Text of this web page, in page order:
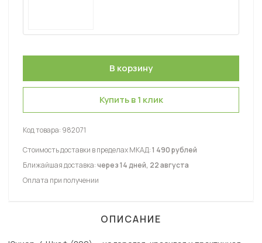
Купить в 1 клик
Код товара: 982071
Стоимость доставки в пределах МКАД:1 490 рублей
Ближайшая доставка:через 14 дней, 22 августа
Оплата при получении
ОПИСАНИЕ